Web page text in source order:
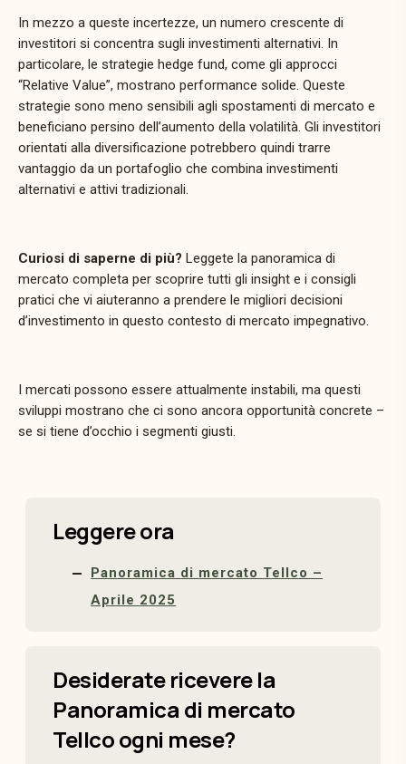
In mezzo a queste incertezze, un numero crescente di
investitori si concentra sugli investimenti alternativi. In
particolare, le strategie hedge fund, come gli approcci
“Relative Value”, mostrano performance solide. Queste
strategie sono meno sensibili agli spostamenti di mercato e
beneficiano persino dell’aumento della volatilità. Gli investitori
orientati alla diversificazione potrebbero quindi trarre
vantaggio da un portafoglio che combina investimenti
alternativi e attivi tradizionali.
Curiosi di saperne di più? Leggete la panoramica di
mercato completa per scoprire tutti gli insight e i consigli
pratici che vi aiuteranno a prendere le migliori decisioni
d’investimento in questo contesto di mercato impegnativo.
I mercati possono essere attualmente instabili, ma questi
sviluppi mostrano che ci sono ancora opportunità concrete –
se si tiene d’occhio i segmenti giusti.
Leggere ora
Panoramica di mercato Tellco –
Aprile 2025
Desiderate ricevere la
Panoramica di mercato
Tellco ogni mese?